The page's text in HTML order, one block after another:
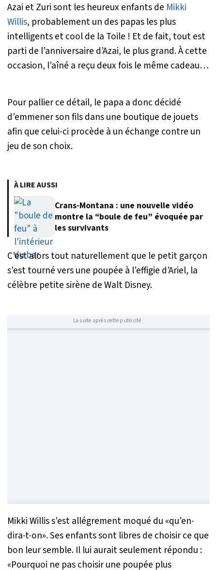
Azai et Zuri sont les heureux enfants de Mikki
Willis, probablement un des papas les plus
intelligents et cool de la Toile ! Et de fait, tout est
parti de l’anniversaire d’Azai, le plus grand. À cette
occasion, l’aîné a reçu deux fois le même cadeau…
Pour pallier ce détail, le papa a donc décidé
d’emmener son fils dans une boutique de jouets
afin que celui-ci procède à un échange contre un
jeu de son choix.
À LIRE AUSSI
Crans-Montana : une nouvelle vidéo
montre la “boule de feu” évoquée par
les survivants
C’est alors tout naturellement que le petit garçon
s’est tourné vers une poupée à l’effigie d’Ariel, la
célèbre petite sirène de Walt Disney.
La suite après cette publicité
Mikki Willis s’est allégrement moqué du «qu’en-
dira-t-on». Ses enfants sont libres de choisir ce que
bon leur semble. Il lui aurait seulement répondu :
«Pourquoi ne pas choisir une poupée plus